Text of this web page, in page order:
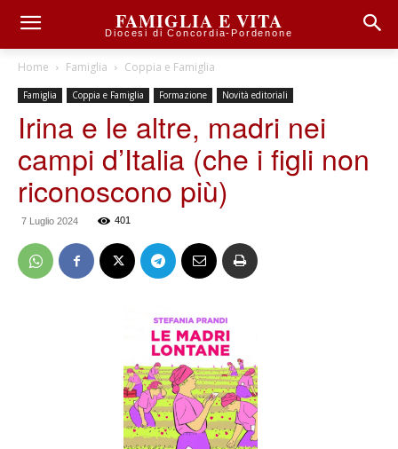
FAMIGLIA E VITA
Diocesi di Concordia-Pordenone
Home Famiglia Coppia e Famiglia
Famiglia Coppia e Famiglia Formazione Novità editoriali
Irina e le altre, madri nei
campi d’Italia (che i figli non
riconoscono più)
7 Luglio 2024 401